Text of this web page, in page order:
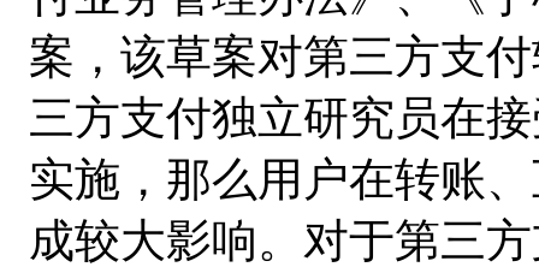
案，该草案对第三方支
三方支付独立研究员在
实施，那么用户在转账
成较大影响。对于第三